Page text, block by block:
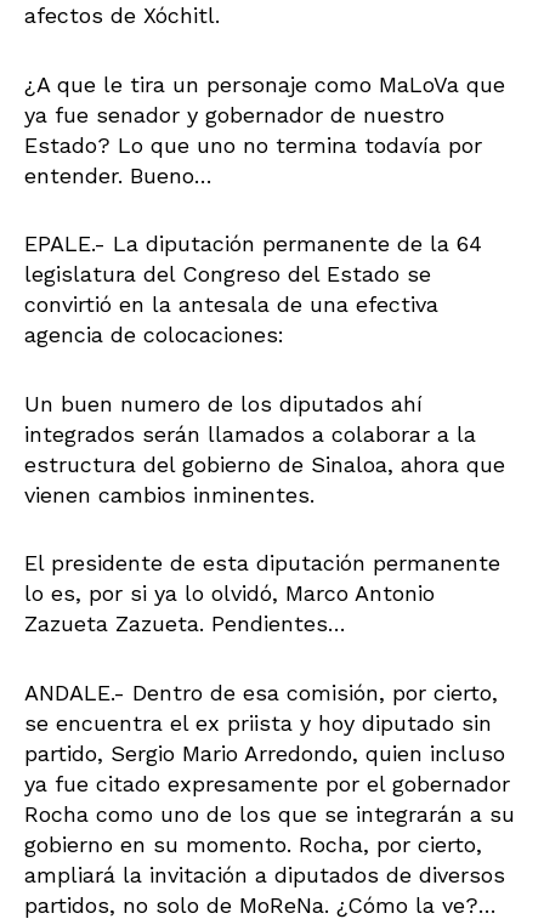
afectos de Xóchitl.
¿A que le tira un personaje como MaLoVa que
ya fue senador y gobernador de nuestro
Estado? Lo que uno no termina todavía por
entender. Bueno…
EPALE.- La diputación permanente de la 64
legislatura del Congreso del Estado se
convirtió en la antesala de una efectiva
agencia de colocaciones:
Un buen numero de los diputados ahí
integrados serán llamados a colaborar a la
estructura del gobierno de Sinaloa, ahora que
vienen cambios inminentes.
El presidente de esta diputación permanente
lo es, por si ya lo olvidó, Marco Antonio
Zazueta Zazueta. Pendientes…
ANDALE.- Dentro de esa comisión, por cierto,
se encuentra el ex priista y hoy diputado sin
partido, Sergio Mario Arredondo, quien incluso
ya fue citado expresamente por el gobernador
Rocha como uno de los que se integrarán a su
gobierno en su momento. Rocha, por cierto,
ampliará la invitación a diputados de diversos
partidos, no solo de MoReNa. ¿Cómo la ve?…